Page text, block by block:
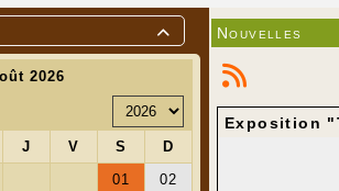
 Nouvelles
Exposition